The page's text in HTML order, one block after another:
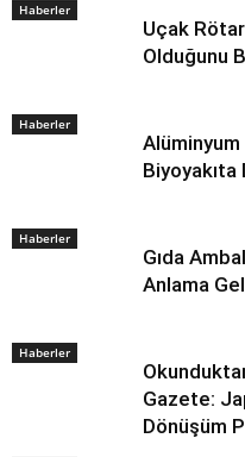
Haberler
Haberler
Uçak
Olduğunu
Haberler
Biyoyakıta
Haberler
Gıda
Anlama
Gazete:
Dönüşüm